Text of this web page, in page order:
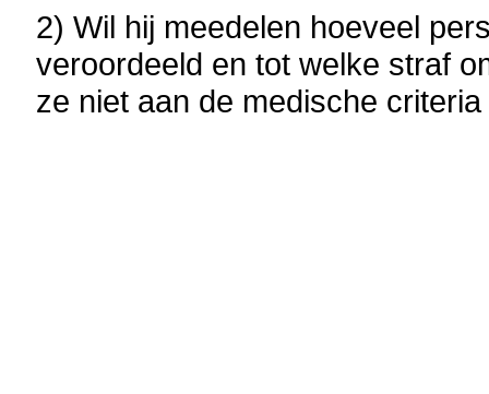
2) Wil hij meedelen hoeveel
veroordeeld en tot welke straf
ze niet aan de medische